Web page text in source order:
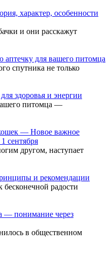
характер, особенности
и они расскажут
для вашего питомца
спутника не только
здоровья и энергии
питомца —
— Новое важное
сентября
другом, наступает
и рекомендации
радости
— понимание через
в общественном